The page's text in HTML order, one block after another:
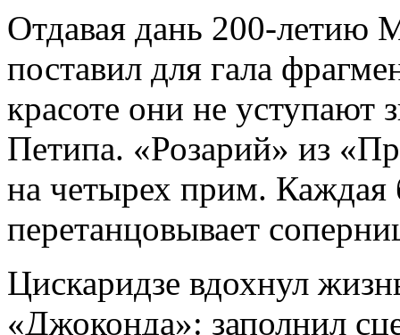
Отдавая дань 200-летию
поставил для гала
красоте они не уступают
Петипа. «Розарий» из
на четырех прим. Каждая
перетанцовывает
Цискаридзе вдохнул
«Джоконда»: заполнил